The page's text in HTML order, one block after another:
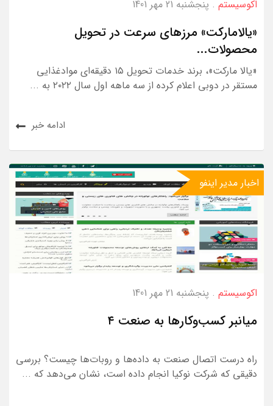
اکوسیستم. پنجشنبه 21 مهر 1401
«یالامارکت» مرزهای سرعت در تحویل
محصولات...
«یالا مارکت»، برند خدمات تحویل ۱۵ دقیقه‌ای موادغذایی
مستقر در دوبی اعلام کرده از سه ماهه اول سال ۲۰۲۲ به ...
ادامه خبر
اخبار مدیر اینفو
اکوسیستم. پنجشنبه 21 مهر 1401
میانبر کسب‌وکارها به صنعت ۴
راه درست اتصال صنعت به داده‌‌‌ها و روبات‌‌‌ها چیست؟ بررسی
دقیقی که شرکت نوکیا انجام داده است، نشان می‌دهد که ...